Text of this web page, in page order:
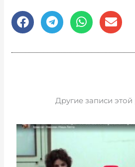
Другие записи